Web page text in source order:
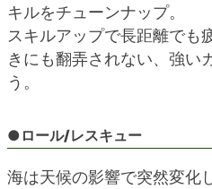
キルをチューンナップ。
スキルアップで長距離でも
きにも翻弄されない、強い
う。
●ロール/レスキュー
海は天候の影響で突然変化